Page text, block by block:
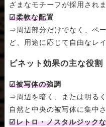
ざまなモチーフが採用されま
☑柔軟な配置
⇒周辺部分だけでなく、ペ
ど、用途に応じて自由なレ
ビネット効果の主な役割
☑被写体の強調
⇒周辺を暗く、または明る
自然と中央の被写体に集中
☑レトロ・ノスタルジック